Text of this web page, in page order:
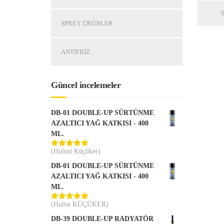
SPREY ÜRÜNLER
ANTIFRIZ
Güncel incelemeler
DB-01 DOUBLE-UP SÜRTÜNME
AZALTICI YAĞ KATKISI - 400
ML.
5 üzerinden
(Hulusi Küçüker)
DB-01 DOUBLE-UP SÜRTÜNME
AZALTICI YAĞ KATKISI - 400
ML.
5 üzerinden
(Hulisi KÜÇÜKER)
DB-39 DOUBLE-UP RADYATÖR